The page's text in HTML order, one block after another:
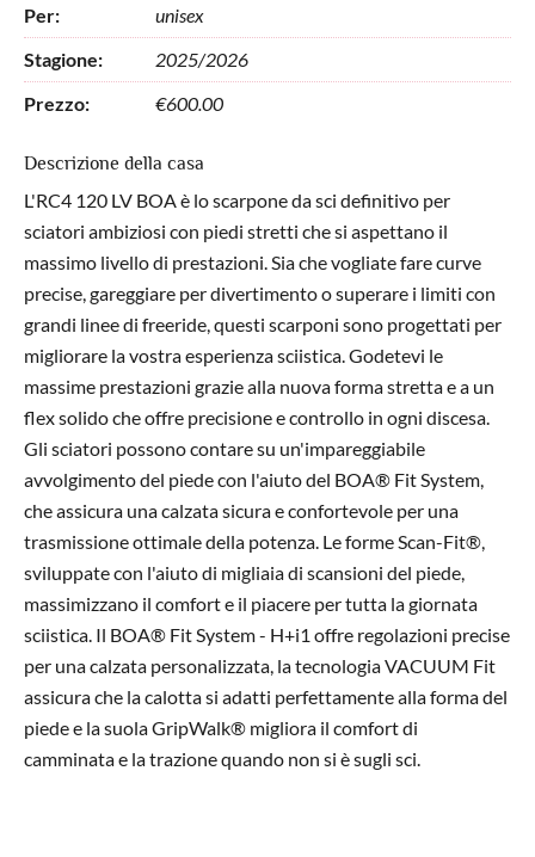
Per:
unisex
Stagione:
2025/2026
Prezzo:
€600.00
​Descrizione della casa
L'RC4 120 LV BOA è lo scarpone da sci definitivo per
sciatori ambiziosi con piedi stretti che si aspettano il
massimo livello di prestazioni. Sia che vogliate fare curve
precise, gareggiare per divertimento o superare i limiti con
grandi linee di freeride, questi scarponi sono progettati per
migliorare la vostra esperienza sciistica. Godetevi le
massime prestazioni grazie alla nuova forma stretta e a un
flex solido che offre precisione e controllo in ogni discesa.
Gli sciatori possono contare su un'impareggiabile
avvolgimento del piede con l'aiuto del BOA® Fit System,
che assicura una calzata sicura e confortevole per una
trasmissione ottimale della potenza. Le forme Scan-Fit®,
sviluppate con l'aiuto di migliaia di scansioni del piede,
massimizzano il comfort e il piacere per tutta la giornata
sciistica. Il BOA® Fit System - H+i1 offre regolazioni precise
per una calzata personalizzata, la tecnologia VACUUM Fit
assicura che la calotta si adatti perfettamente alla forma del
piede e la suola GripWalk® migliora il comfort di
camminata e la trazione quando non si è sugli sci.